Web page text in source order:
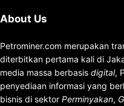
About Us
Petrominer.com merupakan
diterbitkan pertama kali di
media massa berbasis digital,
penyediaan informasi yang
bisnis di sektor Perminyakan,